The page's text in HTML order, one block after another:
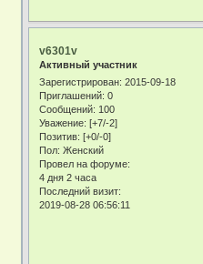
v6301v
Активный участник
Зарегистрирован: 2015-09-18
Приглашений: 0
Сообщений: 100
Уважение: [+7/-2]
Позитив: [+0/-0]
Пол: Женский
Провел на форуме:
4 дня 2 часа
Последний визит:
2019-08-28 06:56:11